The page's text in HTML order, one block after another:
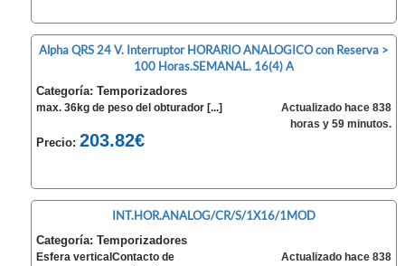
Alpha QRS 24 V. Interruptor HORARIO ANALOGICO con Reserva >
100 Horas.SEMANAL. 16(4) A
Categoría: Temporizadores
max. 36kg de peso del obturador [...]
Precio:203.82€
Actualizado hace 838
horas y 59 minutos.
INT.HOR.ANALOG/CR/S/1X16/1MOD
Categoría: Temporizadores
Esfera verticalContacto de
Actualizado hace 838